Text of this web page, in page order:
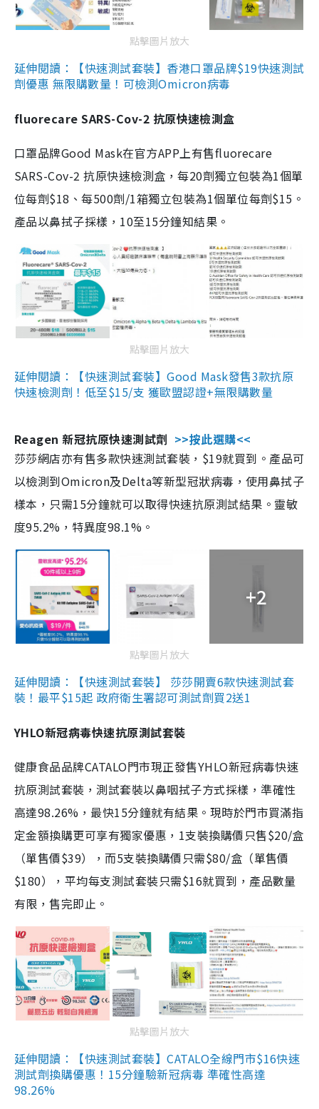
點擊圖片放大
延伸閱讀：【快速測試套裝】香港口罩品牌$19快速測試
劑優惠 無限購數量！可檢測Omicron病毒
fluorecare SARS-Cov-2 抗原快速檢測盒
口罩品牌Good Mask在官方APP上有售fluorecare
SARS-Cov-2 抗原快速檢測盒，每20劑獨立包裝為1個單
位每劑$18、每500劑/1箱獨立包裝為1個單位每劑$15。
產品以鼻拭子採樣，10至15分鐘知結果。
點擊圖片放大
延伸閱讀：【快速測試套裝】Good Mask發售3款抗原
快速檢測劑！低至$15/支 獲歐盟認證+無限購數量
Reagen 新冠抗原快速測試劑 >>按此選購<<
莎莎網店亦有售多款快速測試套裝，$19就買到。產品可
以檢測到Omicron及Delta等新型冠狀病毒，使用鼻拭子
樣本，只需15分鐘就可以取得快速抗原測試結果。靈敏
度95.2%，特異度98.1%。
+2
點擊圖片放大
延伸閱讀：【快速測試套裝】 莎莎開賣6款快速測試套
裝！最平$15起 政府衛生署認可測試劑買2送1
YHLO新冠病毒快速抗原測試套裝
健康食品品牌CATALO門市現正發售YHLO新冠病毒快速
抗原測試套裝，測試套裝以鼻咽拭子方式採樣，準確性
高達98.26%，最快15分鐘就有結果。現時於門市買滿指
定金額換購更可享有獨家優惠，1支裝換購價只售$20/盒
（單售價$39），而5支裝換購價只需$80/盒（單售價
$180），平均每支測試套裝只需$16就買到，產品數量
有限，售完即止。
點擊圖片放大
延伸閱讀：【快速測試套裝】CATALO全線門市$16快速
測試劑換購優惠！15分鐘驗新冠病毒 準確性高達
98.26%